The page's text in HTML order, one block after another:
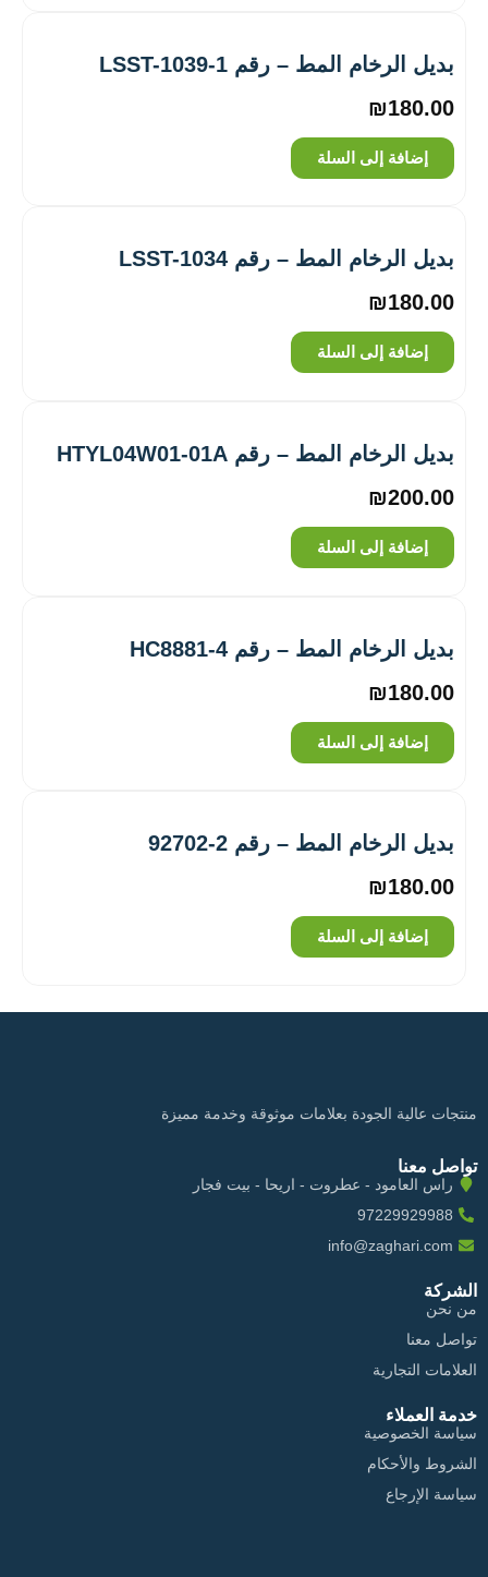
بديل الرخام المط – رقم LSST-1039-1
₪180.00
إضافة إلى السلة
بديل الرخام المط – رقم LSST-1034
₪180.00
إضافة إلى السلة
بديل الرخام المط – رقم HTYL04W01-01A
₪200.00
إضافة إلى السلة
بديل الرخام المط – رقم HC8881-4
₪180.00
إضافة إلى السلة
بديل الرخام المط – رقم 2-92702
₪180.00
إضافة إلى السلة
منتجات عالية الجودة بعلامات موثوقة وخدمة مميزة
تواصل معنا
راس العامود - عطروت - اريحا - بيت فجار
97229929988
info@zaghari.com
الشركة
من نحن
تواصل معنا
العلامات التجارية
خدمة العملاء
سياسة الخصوصية
الشروط والأحكام
سياسة الإرجاع